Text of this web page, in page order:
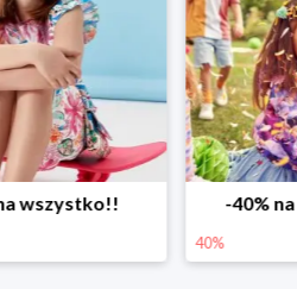
wszystko!! -40% na
40%